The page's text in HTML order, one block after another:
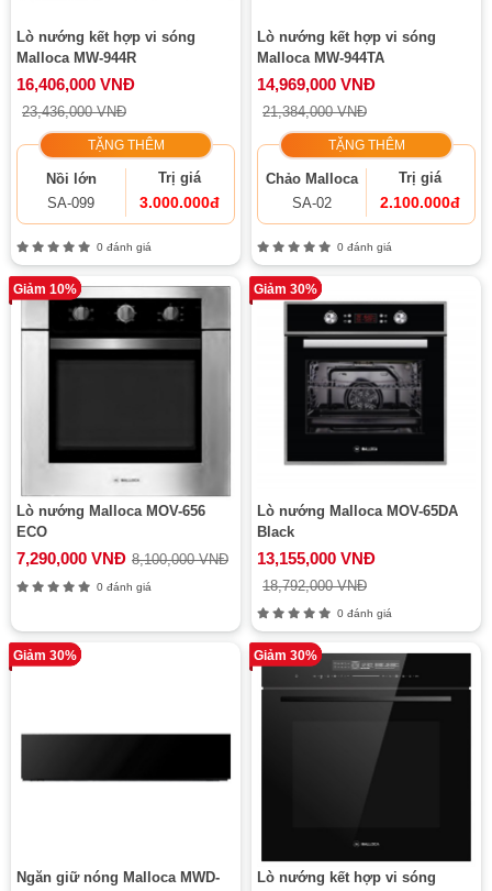
Lò nướng kết hợp vi sóng
Malloca MW-944R
16,406,000 VNĐ
23,436,000 VNĐ
TẶNG THÊM
Nồi lớn
SA-099
Trị giá
3.000.000đ
0 đánh giá
Lò nướng kết hợp vi sóng
Malloca MW-944TA
14,969,000 VNĐ
21,384,000 VNĐ
TẶNG THÊM
Chảo Malloca
SA-02
Trị giá
2.100.000đ
0 đánh giá
Giảm 10%
Lò nướng Malloca MOV-656
ECO
7,290,000 VNĐ 8,100,000 VNĐ
0 đánh giá
Giảm 30%
Lò nướng Malloca MOV-65DA
Black
13,155,000 VNĐ
18,792,000 VNĐ
0 đánh giá
Giảm 30%
Ngăn giữ nóng Malloca MWD-
Giảm 30%
Lò nướng kết hợp vi sóng